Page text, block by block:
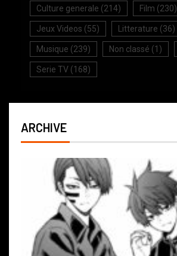
Culture generale (214) Film (230)
Jeux Videos (55) Litterature (36)
Musique (239) Non classé (1)
Serie TV (168)
ARCHIVE